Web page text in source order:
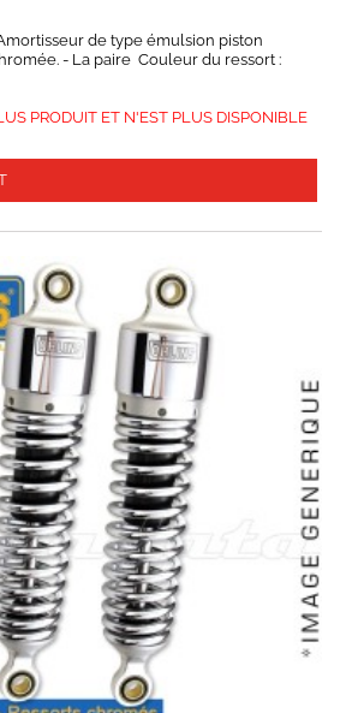
de type émulsion piston
- La paire Couleur du ressort :
PRODUIT ET N'EST PLUS DISPONIBLE